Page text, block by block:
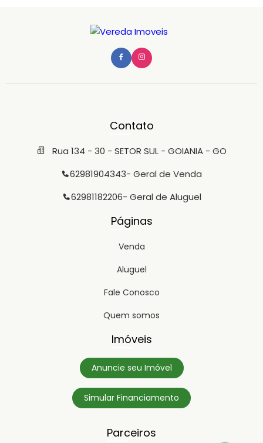
Contato
Rua 134 - 30 - SETOR SUL - GOIANIA - GO
62981904343- Geral de Venda
62981182206- Geral de Aluguel
Páginas
Venda
Aluguel
Fale Conosco
Quem somos
Imóveis
Anuncie seu Imóvel
Simular Financiamento
Parceiros